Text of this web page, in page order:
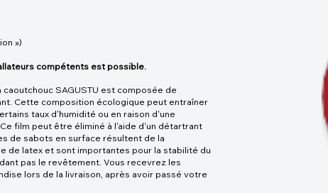
»)
compétents est possible.
SAGUSTU est composée de
Cette composition écologique peut entraîner
taux d'humidité ou en raison d'une
film peut être éliminé à l'aide d'un détartrant
de sabots en surface résultent de la
de latex et sont importantes pour la stabilité du
pas le revêtement. Vous recevrez les
lors de la livraison, après avoir passé votre